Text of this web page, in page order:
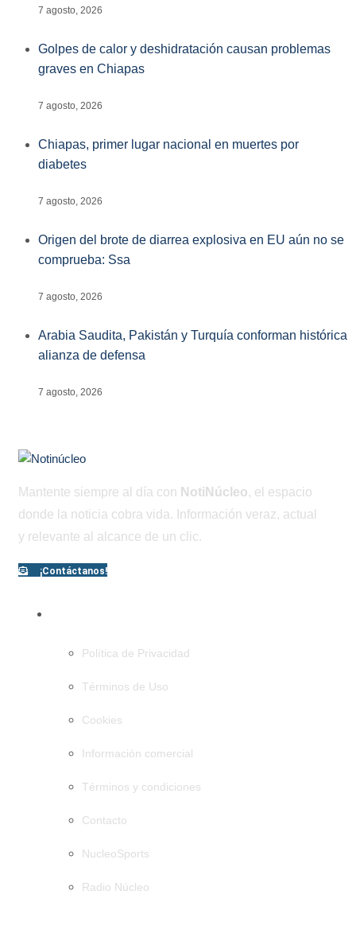
7 agosto, 2026
Golpes de calor y deshidratación causan problemas
graves en Chiapas
7 agosto, 2026
Chiapas, primer lugar nacional en muertes por
diabetes
7 agosto, 2026
Origen del brote de diarrea explosiva en EU aún no se
comprueba: Ssa
7 agosto, 2026
Arabia Saudita, Pakistán y Turquía conforman histórica
alianza de defensa
7 agosto, 2026
Mantente siempre al día con NotiNúcleo, el espacio
donde la noticia cobra vida. Información veraz, actual
y relevante al alcance de un clic.
¡Contáctanos!
Política de Privacidad
Términos de Uso
Cookies
Información comercial
Términos y condiciones
Contacto
NucleoSports
Radio Núcleo